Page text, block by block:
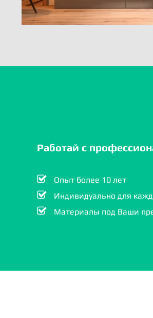
Работай с
Опыт более 10 лет
Индивидуально для
Материалы под Ваши